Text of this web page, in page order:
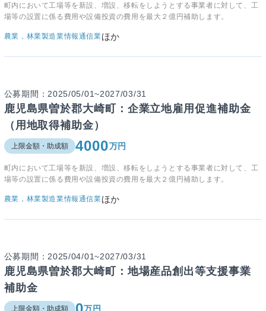
町内において工場等を新設、増設、移転をしようとする事業者に対して、工
場等の設置に係る費用や設備投資の費用を最大２億円補助します。
農業，林業製造業情報通信業ほか
公募期間：2025/05/01~2027/03/31
鹿児島県曽於郡大崎町：企業立地雇用促進補助金
（用地取得補助金）
上限金額・助成額 4000万円
町内において工場等を新設、増設、移転をしようとする事業者に対して、工
場等の設置に係る費用や設備投資の費用を最大２億円補助します。
農業，林業製造業情報通信業ほか
公募期間：2025/04/01~2027/03/31
鹿児島県曽於郡大崎町：地場産品創出等支援事業
補助金
上限金額・助成額 万円